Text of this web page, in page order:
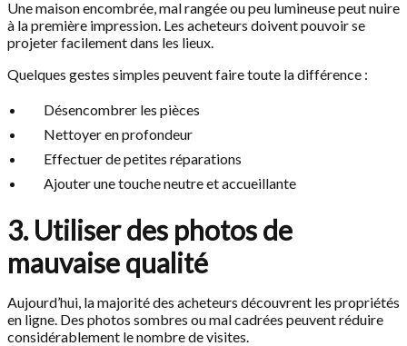
Une maison encombrée, mal rangée ou peu lumineuse peut nuire
à la première impression. Les acheteurs doivent pouvoir se
projeter facilement dans les lieux.
Quelques gestes simples peuvent faire toute la différence :
Désencombrer les pièces
Nettoyer en profondeur
Effectuer de petites réparations
Ajouter une touche neutre et accueillante
3. Utiliser des photos de
mauvaise qualité
Aujourd’hui, la majorité des acheteurs découvrent les propriétés
en ligne. Des photos sombres ou mal cadrées peuvent réduire
considérablement le nombre de visites.